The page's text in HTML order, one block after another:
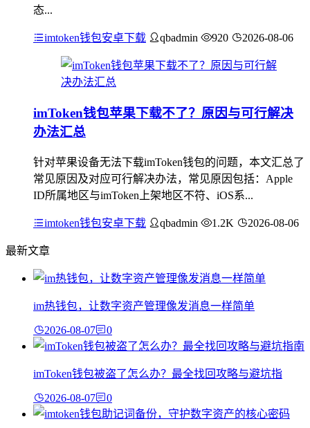
态...
imtoken钱包安卓下载 qbadmin 920 2026-08-06
imToken钱包苹果下载不了？原因与可行解决
办法汇总
针对苹果设备无法下载imToken钱包的问题，本文汇总了
常见原因及对应可行解决办法，常见原因包括：Apple
ID所属地区与imToken上架地区不符、iOS系...
imtoken钱包安卓下载 qbadmin 1.2K 2026-08-06
最新文章
im热钱包，让数字资产管理像发消息一样简单
2026-08-07 0
imToken钱包被盗了怎么办？最全找回攻略与避坑指
2026-08-07 0